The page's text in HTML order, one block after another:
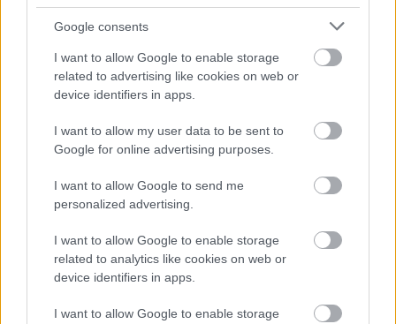
Google consents
I want to allow Google to enable storage
related to advertising like cookies on web or
device identifiers in apps.
I want to allow my user data to be sent to
Google for online advertising purposes.
I want to allow Google to send me
personalized advertising.
I want to allow Google to enable storage
related to analytics like cookies on web or
device identifiers in apps.
I want to allow Google to enable storage
program keretében
segítette a rászorulókat
több Jász-Nagykun-
Sziget. A jászladányi
Farkas Sándor szervezése alatt valósult meg egy karitatív nap
kiosztásra.
JNSZ megyei hírek Jász-Nagykun-Szolnok ,
,